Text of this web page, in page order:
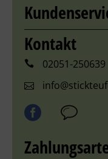
Kontakt
02051-250639